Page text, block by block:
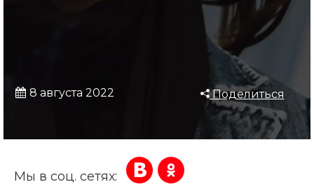
8 августа 2022 Поделиться
Мы в соц. сетях: